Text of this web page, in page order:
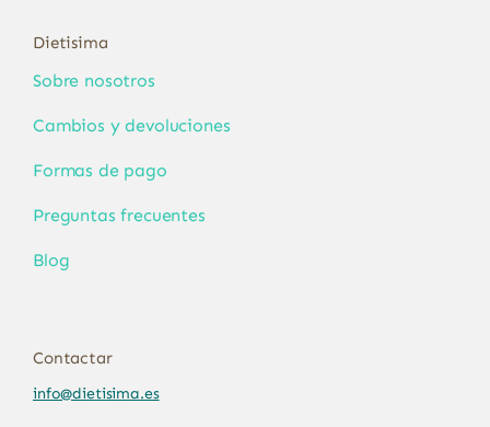
Dietisima
Sobre nosotros
Cambios y devoluciones
Formas de pago
Preguntas frecuentes
Blog
Contactar
info@dietisima.es